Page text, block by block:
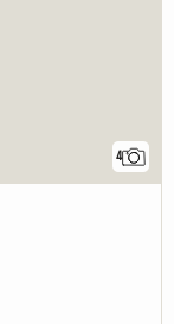
4